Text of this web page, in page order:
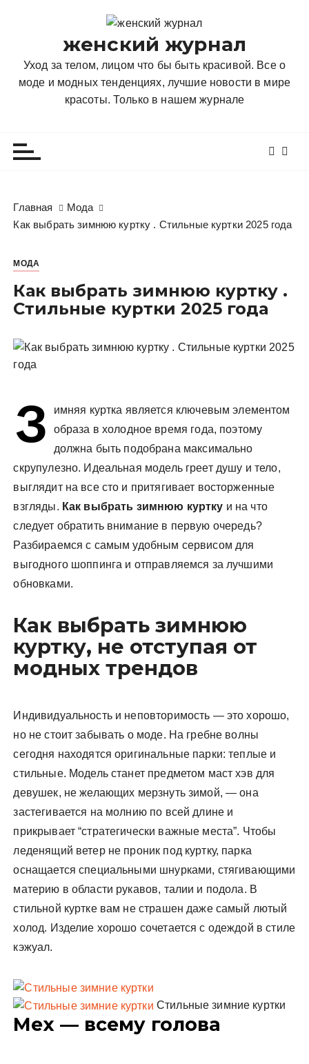
женский журнал
Уход за телом, лицом что бы быть красивой. Все о
моде и модных тенденциях, лучшие новости в мире
красоты. Только в нашем журнале
Главная
Мода
Как выбрать зимнюю куртку . Стильные куртки 2025 года
МОДА
Как выбрать зимнюю куртку .
Стильные куртки 2025 года
З
имняя куртка является ключевым элементом
образа в холодное время года, поэтому
должна быть подобрана максимально
скрупулезно. Идеальная модель греет душу и тело,
выглядит на все сто и притягивает восторженные
взгляды. Как выбрать зимнюю куртку и на что
следует обратить внимание в первую очередь?
Разбираемся с самым удобным сервисом для
выгодного шоппинга и отправляемся за лучшими
обновками.
Как выбрать зимнюю
куртку, не отступая от
модных трендов
Индивидуальность и неповторимость — это хорошо,
но не стоит забывать о моде. На гребне волны
сегодня находятся оригинальные парки: теплые и
стильные. Модель станет предметом маст хэв для
девушек, не желающих мерзнуть зимой, — она
застегивается на молнию по всей длине и
прикрывает “стратегически важные места”. Чтобы
леденящий ветер не проник под куртку, парка
оснащается специальными шнурками, стягивающими
материю в области рукавов, талии и подола. В
стильной куртке вам не страшен даже самый лютый
холод. Изделие хорошо сочетается с одеждой в стиле
кэжуал.
Стильные зимние куртки
Мех — всему голова